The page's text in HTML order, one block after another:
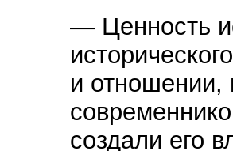
— Ценность
и отношении,
создали его